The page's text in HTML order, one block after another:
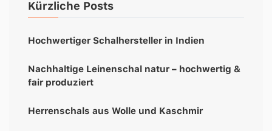
Kürzliche Posts
Hochwertiger Schalhersteller in Indien
Nachhaltige Leinenschal natur – hochwertig &
fair produziert
Herrenschals aus Wolle und Kaschmir